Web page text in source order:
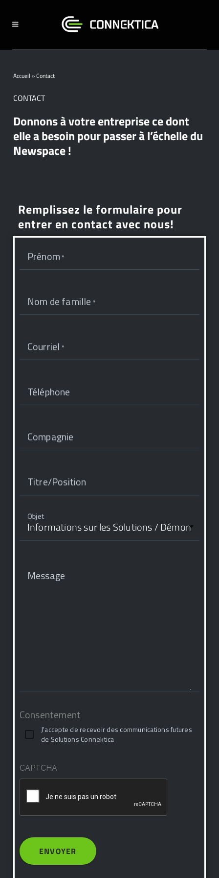
Accueil »Contact
CONTACT
Donnons à votre entreprise ce dont
elle a besoin pour passer à l’échelle du
Newspace !
Remplissez le formulaire pour
entrer en contact avec nous!
Prénom *
Nom de famille *
Courriel *
Téléphone
Compagnie
Titre/Position
Objet
Message
Consentement
J'accepte de recevoir des communications futures
de Solutions Connektica
CAPTCHA
ENVOYER